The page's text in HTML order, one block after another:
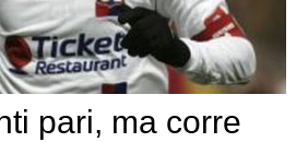
pari, ma corre